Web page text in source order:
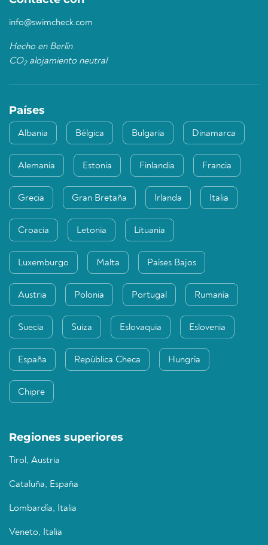
info@swimcheck.com
Hecho en Berlín
CO2alojamiento neutral
Países
Albania Bélgica Bulgaria Dinamarca
Alemania Estonia Finlandia Francia
Grecia Gran Bretaña Irlanda Italia
Croacia Letonia Lituania
Luxemburgo Malta Países Bajos
Austria Polonia Portugal Rumanía
Suecia Suiza Eslovaquia Eslovenia
España República Checa Hungría
Chipre
Regiones superiores
Tirol, Austria
Cataluña, España
Lombardía, Italia
Veneto, Italia